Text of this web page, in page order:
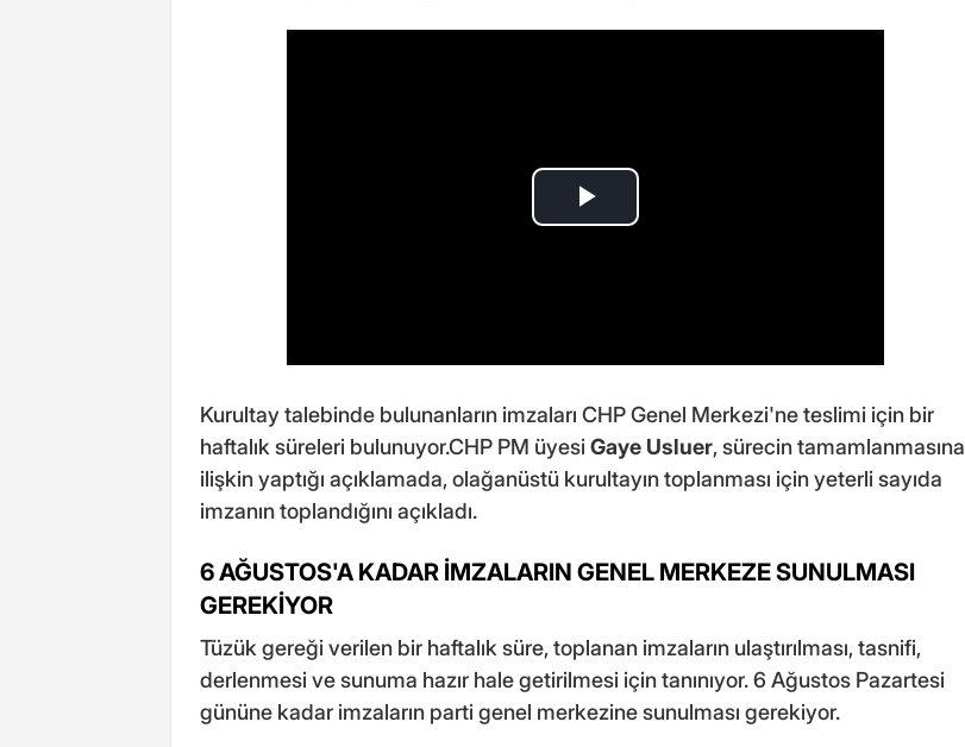
Kurultay talebinde bulunanların imzaları CHP Genel Merkezi'ne teslimi için bir
haftalık süreleri bulunuyor.CHP PM üyesiGaye Usluer, sürecin tamamlanmasına
ilişkin yaptığı açıklamada, olağanüstü kurultayın toplanması için yeterli sayıda
imzanın toplandığını açıkladı.
6 AĞUSTOS'A KADAR İMZALARIN GENEL MERKEZE SUNULMASI
GEREKİYOR
Tüzük gereği verilen bir haftalık süre, toplanan imzaların ulaştırılması, tasnifi,
derlenmesi ve sunuma hazır hale getirilmesi için tanınıyor. 6 Ağustos Pazartesi
gününe kadar imzaların parti genel merkezine sunulması gerekiyor.